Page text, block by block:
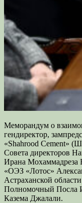
Меморандум о
гендиректор,
«Shahrood Cement»
Совета директоров
Ирана Мохаммадреза
«ОЭЗ «Лотос»
Астраханской
Полномочный Посла
Казема Джалали.